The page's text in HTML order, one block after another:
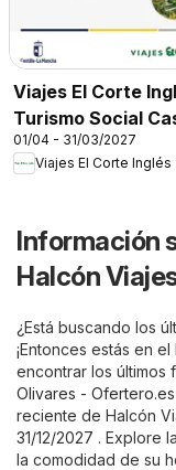
Viajes El Corte
Turismo Social
La Mancha
01/04 - 31/03/2027
Viajes El Corte Inglés
Información
Halcón
¿Está buscando los
¡Entonces estás en
encontrar los últimos
Olivares - Ofertero.es
reciente de Halcón
31/12/2027 . Explore
la comodidad de su